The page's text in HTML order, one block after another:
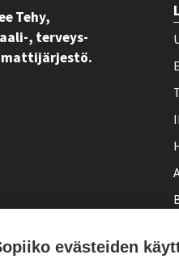
Tehy,
, terveys-
-
l
evästeiden